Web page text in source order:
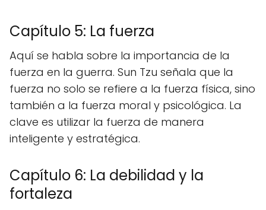
Capítulo 5: La fuerza
Aquí se habla sobre la importancia de la
fuerza en la guerra. Sun Tzu señala que la
fuerza no solo se refiere a la fuerza física, sino
también a la fuerza moral y psicológica. La
clave es utilizar la fuerza de manera
inteligente y estratégica.
Capítulo 6: La debilidad y la
fortaleza